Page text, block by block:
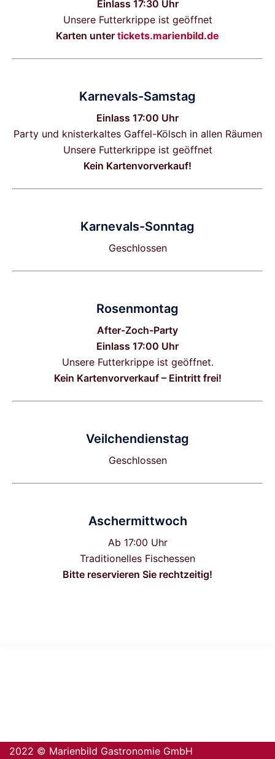
Einlass 17:30 Uhr
Unsere Futterkrippe ist geöffnet
Karten unter tickets.marienbild.de
Karnevals-Samstag
Einlass 17:00 Uhr
Party und knisterkaltes Gaffel-Kölsch in allen Räumen
Unsere Futterkrippe ist geöffnet
Kein Kartenvorverkauf!
Karnevals-Sonntag
Geschlossen
Rosenmontag
After-Zoch-Party
Einlass 17:00 Uhr
Unsere Futterkrippe ist geöffnet.
Kein Kartenvorverkauf – Eintritt frei!
Veilchendienstag
Geschlossen
Aschermittwoch
Ab 17:00 Uhr
Traditionelles Fischessen
Bitte reservieren Sie rechtzeitig!
2022 © Marienbild Gastronomie GmbH